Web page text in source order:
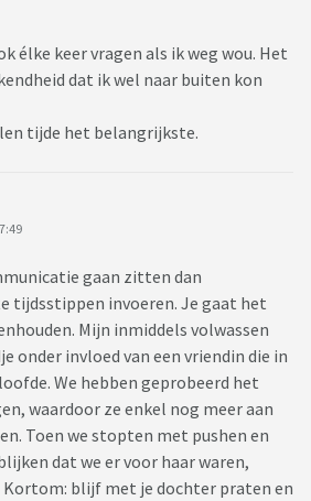
élke keer vragen als ik weg wou. Het
dat ik wel naar buiten kon
tijde het belangrijkste.
gaan zitten dan
tijdsstippen invoeren. Je gaat het
Mijn inmiddels volwassen
onder invloed van een vriendin die in
We hebben geprobeerd het
waardoor ze enkel nog meer aan
Toen we stopten met pushen en
dat we er voor haar waren,
blijf met je dochter praten en